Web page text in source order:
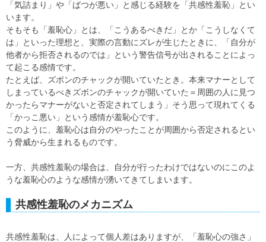
「気詰まり」や「ばつが悪い」と感じる経験を「共感性羞恥」とい
います。
そもそも「羞恥心」とは、「こうあるべきだ」とか「こうしなくて
は」といった理想と、実際の言動にズレが生じたときに、「自分が
他者から拒否されるのでは」という警告信号が出されることによっ
て起こる感情です。
たとえば、ズボンのチャックが開いていたとき。本来マナーとして
しまっているべきズボンのチャックが開いていた＝周囲の人に見つ
かったらマナーがないと否定されてしまう」そう思って現れてくる
「かっこ悪い」という感情が羞恥心です。
このように、羞恥心は自分のやったことが周囲から否定されるとい
う脅威から生まれるものです。
一方、共感性羞恥の場合は、自分が行ったわけではないのにこのよ
うな羞恥心のような感情が湧いてきてしまいます。
共感性羞恥のメカニズム
共感性羞恥は、人によって個人差はありますが、「羞恥心の強さ」